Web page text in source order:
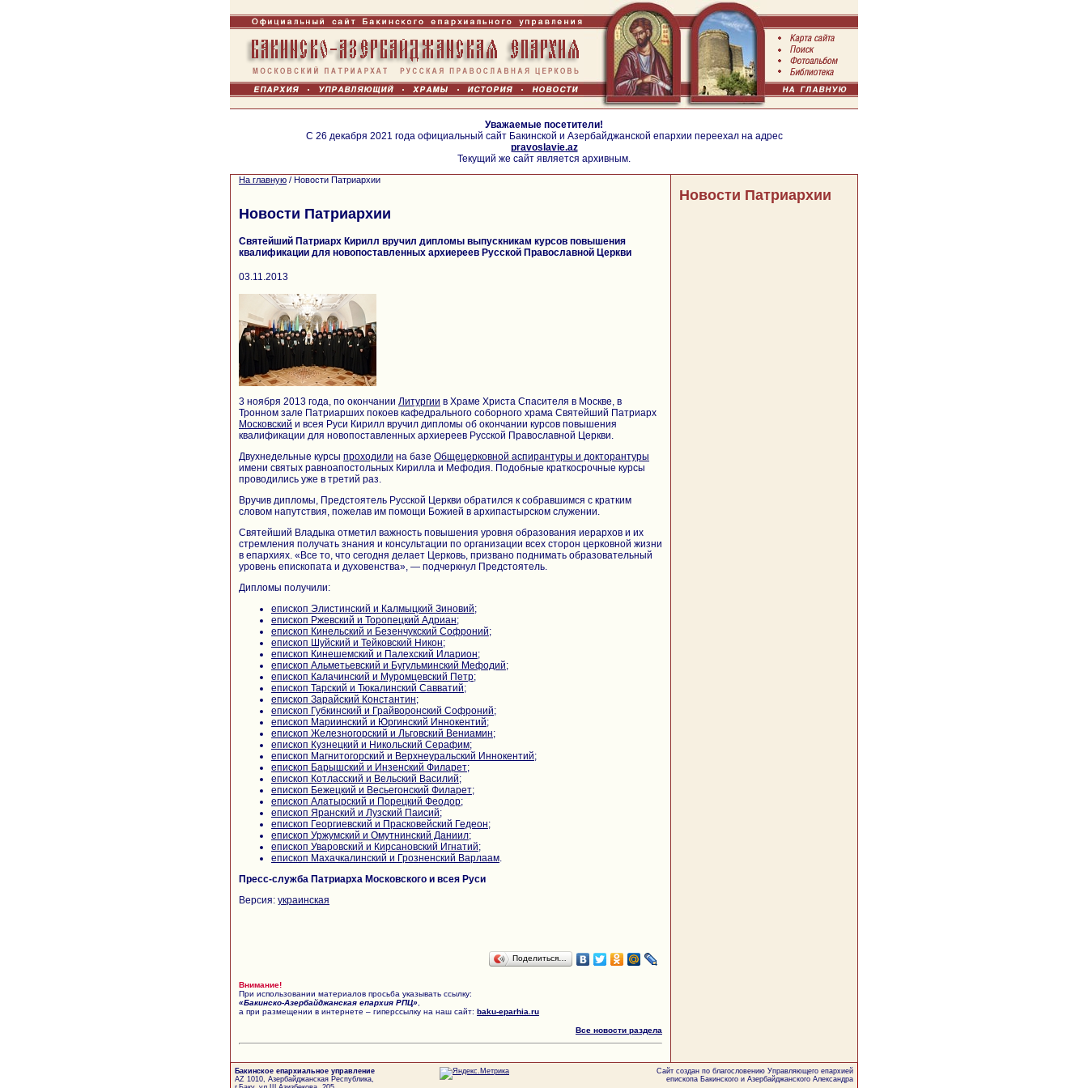
Уважаемые посетители!
С 26 декабря 2021 года официальный сайт Бакинской и Азербайджанской епархии переехал на адрес
pravoslavie.az
Текущий же сайт является архивным.
На главную / Новости Патриархии
Новости Патриархии
Святейший Патриарх Кирилл вручил дипломы выпускникам курсов повышения
квалификации для новопоставленных архиереев Русской Православной Церкви
03.11.2013
3 ноября 2013 года, по окончании Литургии в Храме Христа Спасителя в Москве, в
Тронном зале Патриарших покоев кафедрального соборного храма Святейший Патриарх
Московский и всея Руси Кирилл вручил дипломы об окончании курсов повышения
квалификации для новопоставленных архиереев Русской Православной Церкви.
Двухнедельные курсы проходили на базе Общецерковной аспирантуры и докторантуры
имени святых равноапостольных Кирилла и Мефодия. Подобные краткосрочные курсы
проводились уже в третий раз.
Вручив дипломы, Предстоятель Русской Церкви обратился к собравшимся с кратким
словом напутствия, пожелав им помощи Божией в архипастырском служении.
Святейший Владыка отметил важность повышения уровня образования иерархов и их
стремления получать знания и консультации по организации всех сторон церковной жизни
в епархиях. «Все то, что сегодня делает Церковь, призвано поднимать образовательный
уровень епископата и духовенства», — подчеркнул Предстоятель.
Дипломы получили:
епископ Элистинский и Калмыцкий Зиновий;
епископ Ржевский и Торопецкий Адриан;
епископ Кинельский и Безенчукский Софроний;
епископ Шуйский и Тейковский Никон;
епископ Кинешемский и Палехский Иларион;
епископ Альметьевский и Бугульминский Мефодий;
епископ Калачинский и Муромцевский Петр;
епископ Тарский и Тюкалинский Савватий;
епископ Зарайский Константин;
епископ Губкинский и Грайворонский Софроний;
епископ Мариинский и Юргинский Иннокентий;
епископ Железногорский и Льговский Вениамин;
епископ Кузнецкий и Никольский Серафим;
епископ Магнитогорский и Верхнеуральский Иннокентий;
епископ Барышский и Инзенский Филарет;
епископ Котласский и Вельский Василий;
епископ Бежецкий и Весьегонский Филарет;
епископ Алатырский и Порецкий Феодор;
епископ Яранский и Лузский Паисий;
епископ Георгиевский и Прасковейский Гедеон;
епископ Уржумский и Омутнинский Даниил;
епископ Уваровский и Кирсановский Игнатий;
епископ Махачкалинский и Грозненский Варлаам.
Пресс-служба Патриарха Московского и всея Руси
Версия: украинская
Поделиться…
Внимание!
При использовании материалов просьба указывать ссылку:
«Бакинско-Азербайджанская епархия РПЦ»
а при размещении в интернете – гиперссылку на наш сайт: baku-eparhia.ru
Все новости раздела
Новости Патриархии
Бакинское епархиальное управление
AZ 1010, Азербайджанская Республика,
Сайт создан по благословению Управляющего епархией
епископа Бакинского и Азербайджанского Александра